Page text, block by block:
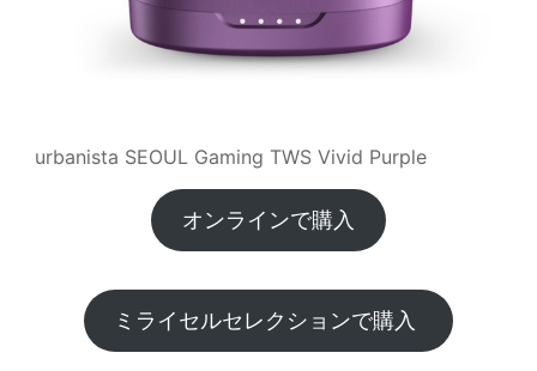
urbanista SEOUL Gaming TWS Vivid Purple
オンラインで購入
ミライセルセレクションで購入